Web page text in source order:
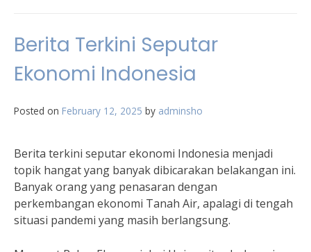
Berita Terkini Seputar
Ekonomi Indonesia
Posted on February 12, 2025 by adminsho
Berita terkini seputar ekonomi Indonesia menjadi
topik hangat yang banyak dibicarakan belakangan ini.
Banyak orang yang penasaran dengan
perkembangan ekonomi Tanah Air, apalagi di tengah
situasi pandemi yang masih berlangsung.